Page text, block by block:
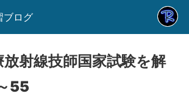
ブログ
射線技師国家試験を解
55